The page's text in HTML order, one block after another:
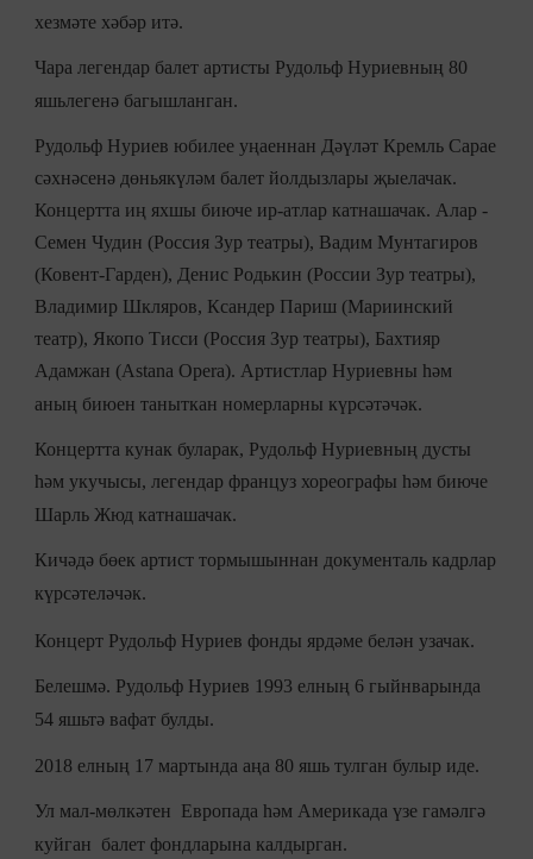
хезмәте хәбәр итә.
Чара легендар балет артисты Рудольф Нуриевның 80
яшьлегенә багышланган.
Рудольф Нуриев юбилее уңаеннан Дәүләт Кремль Сарае
сәхнәсенә дөньякүләм балет йолдызлары җыелачак.
Концертта иң яхшы биюче ир-атлар катнашачак. Алар -
Семен Чудин (Россия Зур театры), Вадим Мунтагиров
(Ковент-Гарден), Денис Родькин (России Зур театры),
Владимир Шкляров, Ксандер Париш (Мариинский
театр), Якопо Тисси (Россия Зур театры), Бахтияр
Адамжан (Astana Opera). Артистлар Нуриевны һәм
аның биюен таныткан номерларны күрсәтәчәк.
Концертта кунак буларак, Рудольф Нуриевның дусты
һәм укучысы, легендар француз хореографы һәм биюче
Шарль Жюд катнашачак.
Кичәдә бөек артист тормышыннан документаль кадрлар
күрсәтеләчәк.
Концерт Рудольф Нуриев фонды ярдәме белән узачак.
Белешмә. Рудольф Нуриев 1993 елның 6 гыйнварында
54 яшьтә вафат булды.
2018 елның 17 мартында аңа 80 яшь тулган булыр иде.
Ул мал-мөлкәтен Европада һәм Америкада үзе гамәлгә
куйган балет фондларына калдырган.